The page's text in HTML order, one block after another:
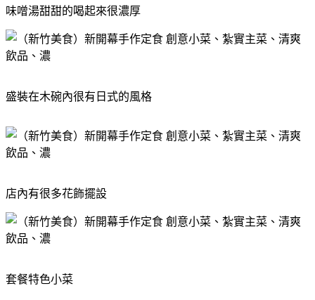
味噌湯甜甜的喝起來很濃厚
盛裝在木碗內很有日式的風格
店內有很多花飾擺設
套餐特色小菜